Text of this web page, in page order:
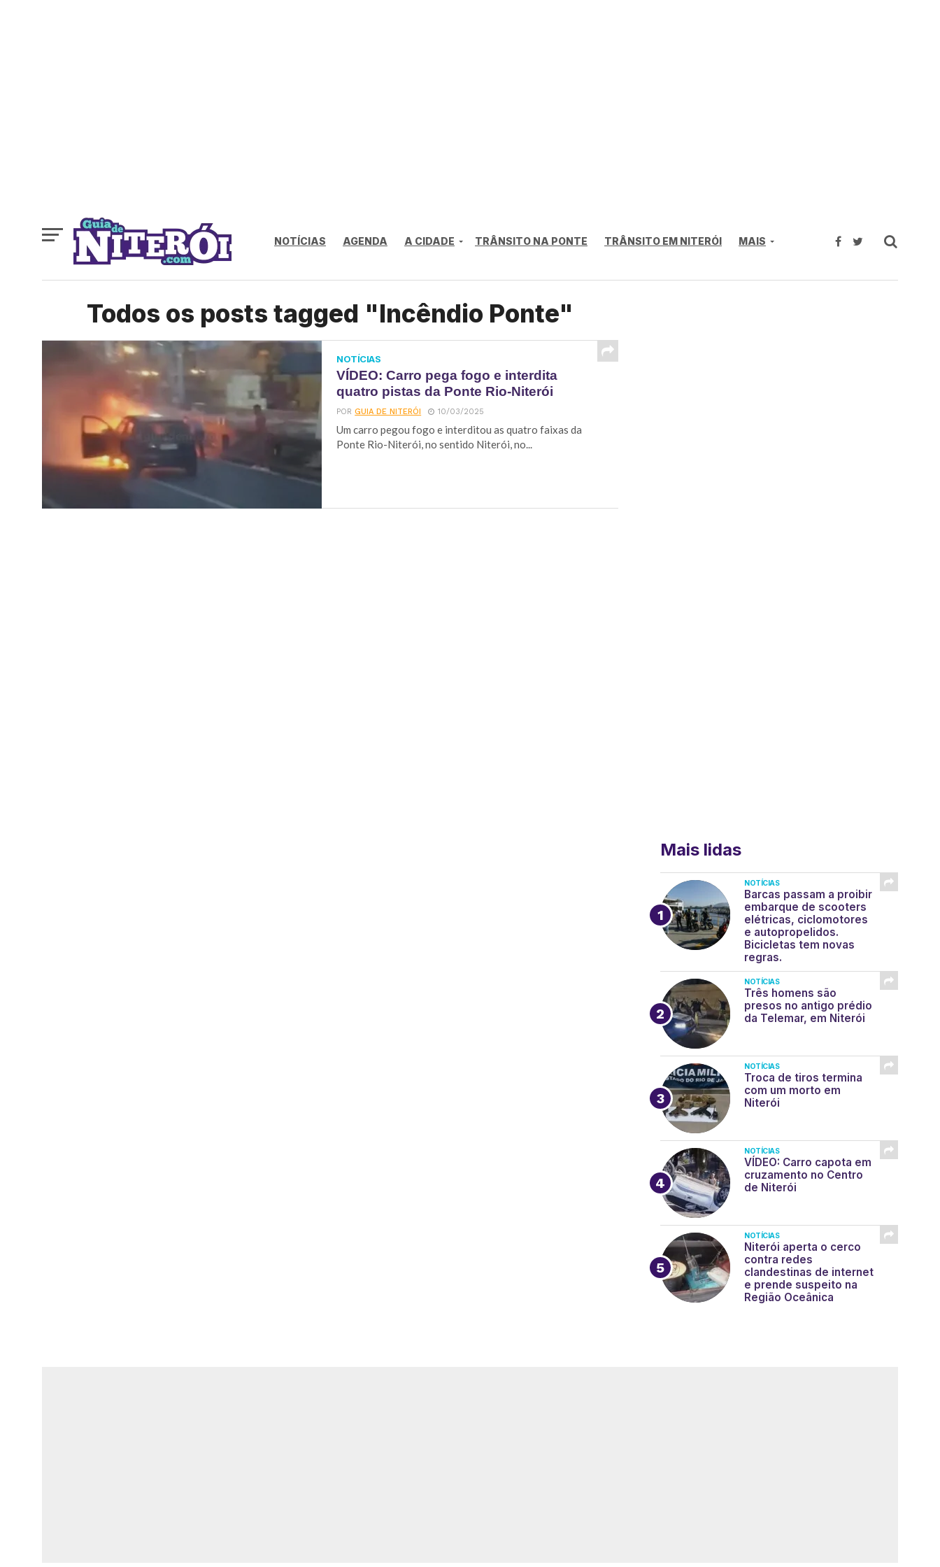
NOTÍCIAS AGENDA A CIDADE TRÂNSITO NA PONTE TRÂNSITO EM NITERÓI MAIS
Todos os posts tagged "Incêndio Ponte"
NOTÍCIAS
VÍDEO: Carro pega fogo e interdita
quatro pistas da Ponte Rio-Niterói
PORGUIA DE NITERÓI 10/03/2025
Um carro pegou fogo e interditou as quatro faixas da
Ponte Rio-Niterói, no sentido Niterói, no...
Mais lidas
NOTÍCIAS
Barcas passam a proibir
embarque de scooters
elétricas, ciclomotores
e autopropelidos.
Bicicletas tem novas
regras.
NOTÍCIAS
Três homens são
presos no antigo prédio
da Telemar, em Niterói
NOTÍCIAS
Troca de tiros termina
com um morto em
Niterói
NOTÍCIAS
VÍDEO: Carro capota em
cruzamento no Centro
de Niterói
NOTÍCIAS
Niterói aperta o cerco
contra redes
clandestinas de internet
e prende suspeito na
Região Oceânica